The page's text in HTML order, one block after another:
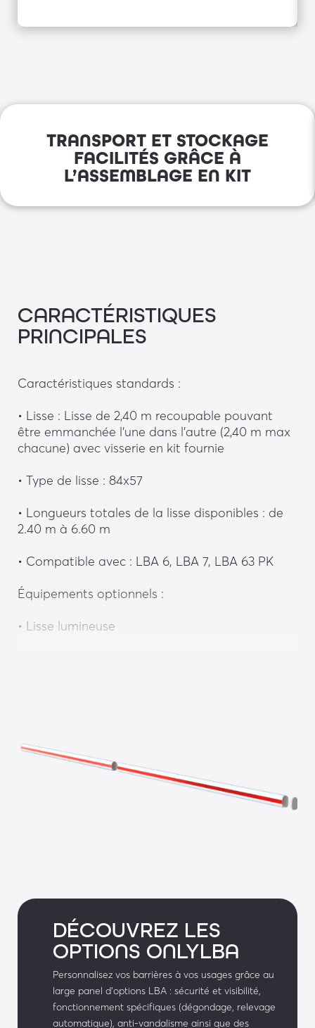
TRANSPORT ET STOCKAGE
FACILITÉS GRÂCE À
L’ASSEMBLAGE EN KIT
CARACTÉRISTIQUES
PRINCIPALES
Caractéristiques standards :
• Lisse : Lisse de 2,40 m recoupable pouvant
être emmanchée l’une dans l’autre (2,40 m max
chacune) avec visserie en kit fournie
• Type de lisse : 84x57
• Longueurs totales de la lisse disponibles : de
2.40 m à 6.60 m
• Compatible avec : LBA 6, LBA 7, LBA 63 PK
Équipements optionnels :
• Lisse lumineuse
• Béquilles
DÉCOUVREZ LES
OPTIONS ONLYLBA
Personnalisez vos barrières à vos usages grâce au
large panel d’options LBA : sécurité et visibilité,
fonctionnement spécifiques (dégondage, relevage
automatique), anti-vandalisme ainsi que des